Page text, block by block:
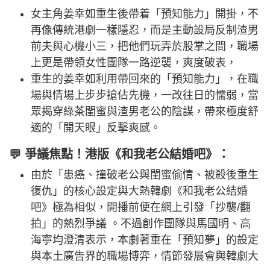
女主角姜幸如重生後帶着「預知能力」開掛，不
再像傳統港劇一樣隱忍，而是主動設局反制渣男
前夫與心機小三，把他們玩弄於股掌之間，職場
上更是帶領女性團隊一路逆襲，爽度破表，
重生的姜幸如利用帶回來的「預知能力」，在職
場與情場上步步搶佔先機，一改往日的懦弱，當
眾揭穿綠茶閨蜜與渣男老公的陰謀，帶來極度舒
適的「開天眼」反擊爽感。
💬 爭議焦點！港版《和我老公結婚吧》：
由於「患癌、撞破老公與閨蜜偷情、被殺後重生
復仇」的核心設定與大熱韓劇《和我老公結婚
吧》極為相似，開播前便在網上引發「抄襲/翻
拍」的熱烈爭議 。不過創作團隊與馬國明、高
海寧均澄清表示，本劇著重在「預知夢」的設定
與本土廣告界的職場博弈，情節發展會與韓劇大